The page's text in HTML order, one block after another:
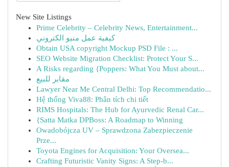
New Site Listings
Prime Celebrity – Celebrity News, Entertainment...
كيفية عمل منيو الكتروني
Obtain USA copyright Mockup PSD File : ...
SEO Website Migration Checklist: Protect Your S...
A Risks regarding {Poppers: What You Must about...
مقابر للبيع
Lawyer Near Me Central Delhi: Top Recommendatio...
Hệ thống Viva88: Phân tích chi tiết
RIMS Hospitals: The Hub for Ayurvedic Renal Car...
{Satta Matka DPBoss: A Roadmap to Winning
Owadobójcza UV – Sprawdzona Zabezpieczenie
Prze...
Toyota Engines for Acquisition: Your Oversea...
Crafting Futuristic Vanity Signs: A Step-b...